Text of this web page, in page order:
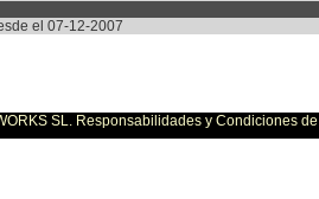
el 07-12-2007
SL. Responsabilidades y Condiciones